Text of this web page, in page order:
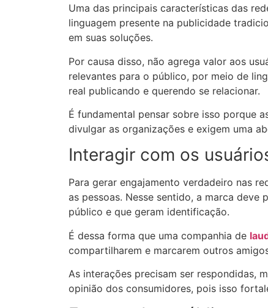
Uma das principais características das
linguagem presente na publicidade
em suas soluções.
Por causa disso, não agrega valor aos
relevantes para o público, por meio de
real publicando e querendo se relacionar.
É fundamental pensar sobre isso porque
divulgar as organizações e exigem uma
Interagir com os
Para gerar engajamento verdadeiro nas
as pessoas. Nesse sentido, a marca
público e que geram identificação.
É dessa forma que uma companhia de
compartilharem e marcarem outros
As interações precisam ser respondidas,
opinião dos consumidores, pois isso